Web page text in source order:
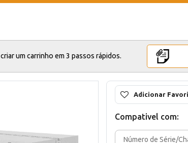
um carrinho em 3 passos rápidos.
Adicionar
Compativel com: